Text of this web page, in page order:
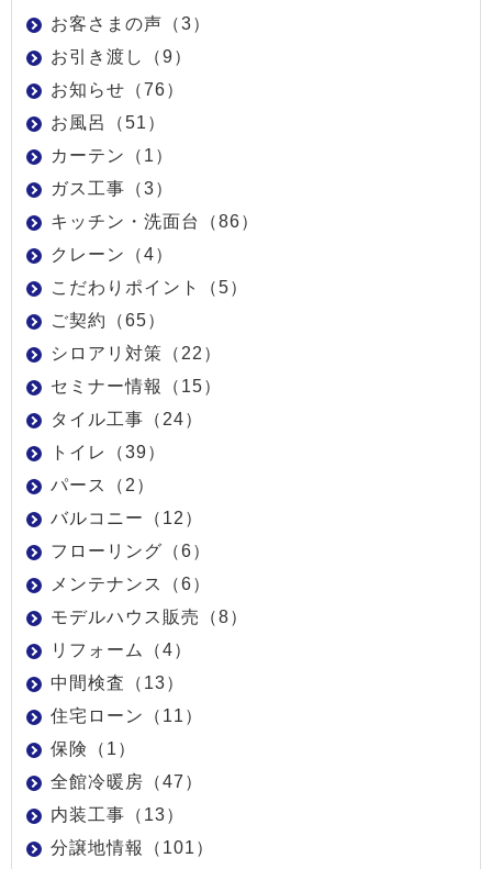
お客さまの声（3）
お引き渡し（9）
お知らせ（76）
お風呂（51）
カーテン（1）
ガス工事（3）
キッチン・洗面台（86）
クレーン（4）
こだわりポイント（5）
ご契約（65）
シロアリ対策（22）
セミナー情報（15）
タイル工事（24）
トイレ（39）
パース（2）
バルコニー（12）
フローリング（6）
メンテナンス（6）
モデルハウス販売（8）
リフォーム（4）
中間検査（13）
住宅ローン（11）
保険（1）
全館冷暖房（47）
内装工事（13）
分譲地情報（101）